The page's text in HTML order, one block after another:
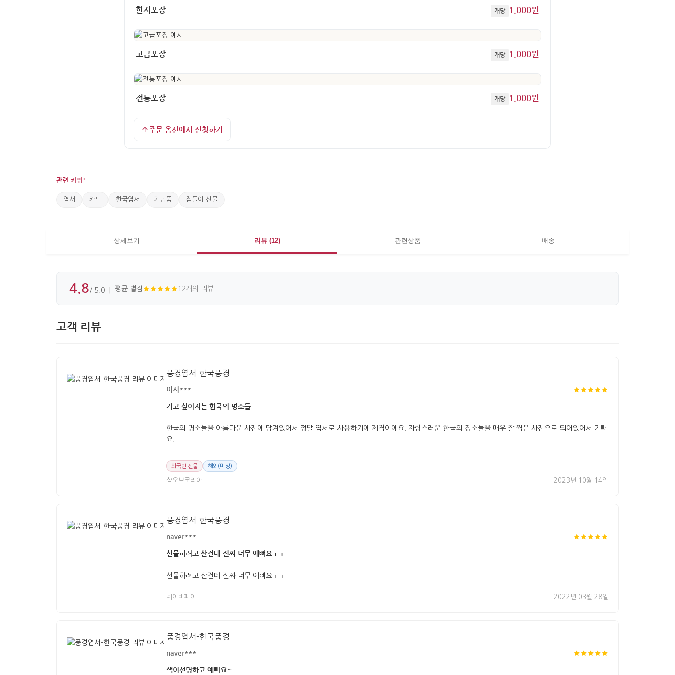
한지포장 개당 1,000원
고급포장 개당 1,000원
전통포장 개당 1,000원
주문 옵션에서 신청하기
관련 키워드
엽서 카드 한국엽서 기념품 집들이 선물
상세보기 리뷰 (12) 관련상품 배송
4.8/ 5.0 평균 별점 12개의 리뷰
고객 리뷰
풍경엽서-한국풍경
이시***
가고 싶어지는 한국의 명소들
한국의 명소들을 아름다운 사진에 담겨있어서 정말 엽서로 사용하기에 제격이에요. 자랑스러운 한국의 장소들을 매우 잘 찍은 사진으로 되어있어서 기뻐
요.
외국인 선물 해외(미상)
샵오브코리아 2023년 10월 14일
풍경엽서-한국풍경
naver***
선물하려고 산건데 진짜 너무 예뻐요ㅜㅜ
선물하려고 산건데 진짜 너무 예뻐요ㅜㅜ
네이버페이 2022년 03월 28일
풍경엽서-한국풍경
naver***
색이선명하고 예뻐요~